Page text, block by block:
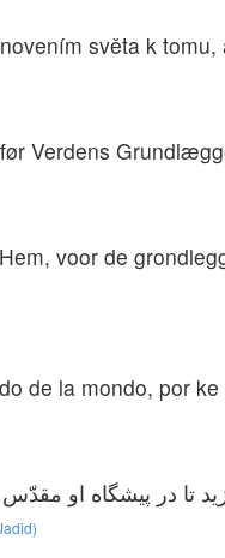
světa k
Verdens
voor de
de la mondo, por
تا در پیشگاه او